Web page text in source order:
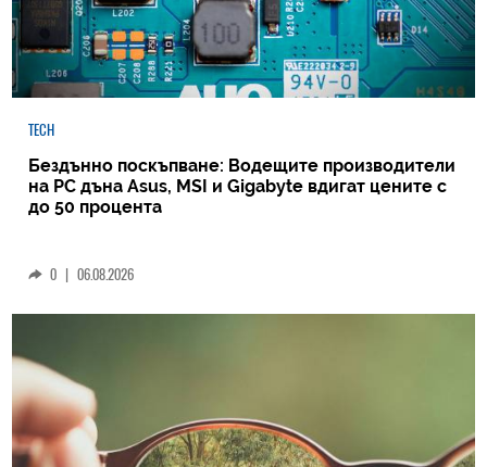
TECH
Бездънно поскъпване: Водещите производители
на РС дъна Asus, MSI и Gigabyte вдигат цените с
до 50 процента
0 | 06.08.2026